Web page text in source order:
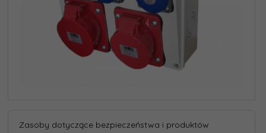
Zasoby dotyczące bezpieczeństwa i produktów